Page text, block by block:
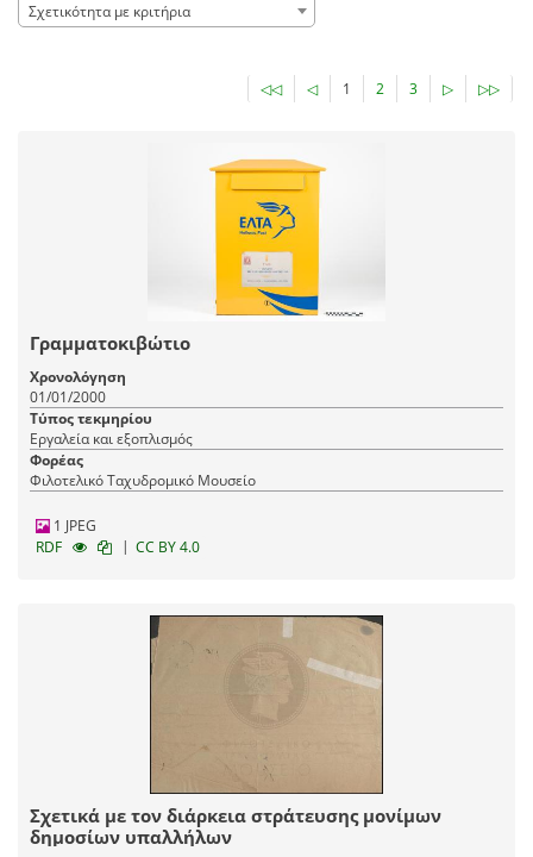
Σχετικότητα με κριτήρια
◁◁ ◁ 1 2 3 ▷ ▷▷
Γραμματοκιβώτιο
Χρονολόγηση
01/01/2000
Τύπος τεκμηρίου
Εργαλεία και εξοπλισμός
Φορέας
Φιλοτελικό Ταχυδρομικό Μουσείο
1 JPEG
RDF
| CC BY 4.0
Σχετικά με τον διάρκεια στράτευσης μονίμων
δημοσίων υπαλλήλων